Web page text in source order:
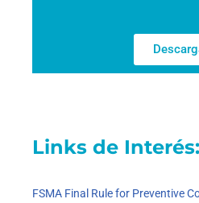
Links de Interés:
FSMA Final Rule for Preventive